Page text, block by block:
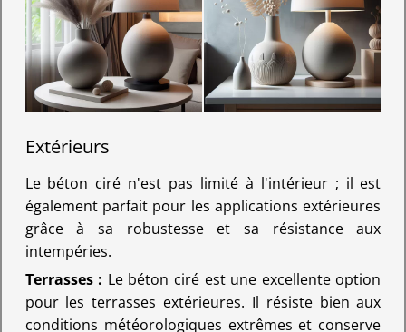
Extérieurs
Le béton ciré n'est pas limité à l'intérieur ; il est
également parfait pour les applications extérieures
grâce à sa robustesse et sa résistance aux
intempéries.
Terrasses : Le béton ciré est une excellente option
pour les terrasses extérieures. Il résiste bien aux
conditions météorologiques extrêmes et conserve